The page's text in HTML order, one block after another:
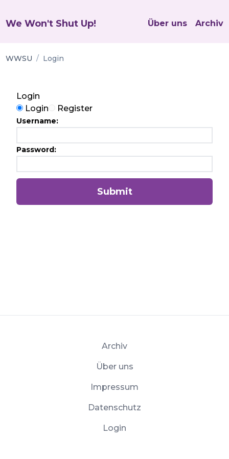
We Won't Shut Up! Über uns Archiv
WWSU / Login
Login
Login or Register?
Login Register
Username:
Password:
Submit
Archiv
Über uns
Impressum
Datenschutz
Login